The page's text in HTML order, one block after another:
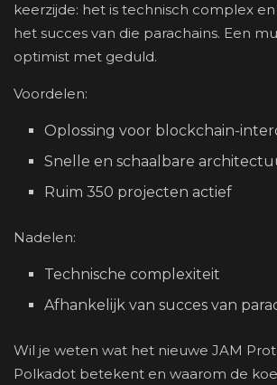
keerzijde: het is technisch complex
het succes van die parachains. Een
optimist met geduld.
Voordelen:
Oplossing voor blockchain-
Snelle en schaalbare
Ruim 350 projecten actief
Nadelen:
Technische complexiteit
Afhankelijk van succes van
Wil je weten wat het nieuwe JAM
Polkadot betekent en waarom de